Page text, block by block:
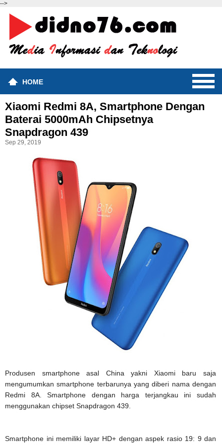
-->
HOME
Xiaomi Redmi 8A, Smartphone Dengan
Baterai 5000mAh Chipsetnya
Snapdragon 439
Sep 29, 2019
Produsen smartphone asal China yakni Xiaomi baru saja
mengumumkan smartphone terbarunya yang diberi nama dengan
Redmi 8A. Smartphone dengan harga terjangkau ini sudah
menggunakan chipset Snapdragon 439.
Smartphone ini memiliki layar HD+ dengan aspek rasio 19: 9 dan